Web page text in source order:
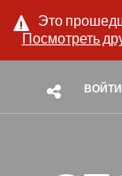
Это
Посмотреть
ВОЙТИ